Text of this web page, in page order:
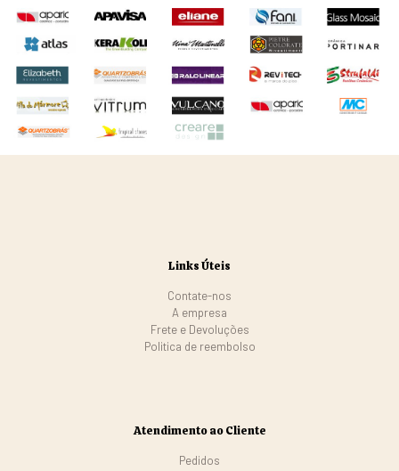
Links Úteis
Contate-nos
A empresa
Frete e Devoluções
Politica de reembolso
Atendimento ao Cliente
Pedidos